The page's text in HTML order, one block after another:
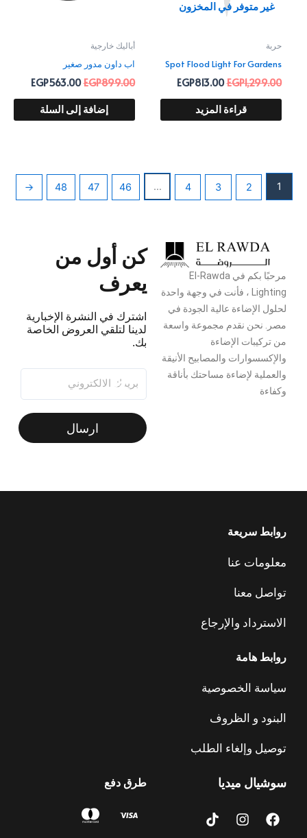
غير متوفر في المخزون
حربة
Spot Flood Light For Gardens
EGP1,299.00
EGP813.00
قراءة المزيد
أباليك خارجية
اب داون مدور صغير
EGP899.00
EGP563.00
إضافة إلى السلة
1
2
3
4
…
46
47
48
←
مرحبًا بكم في El-Rawda
Lighting ، فأنت في وجهة واحدة
لحلول الإضاءة عالية الجودة في
مصر. نحن نقدم مجموعة واسعة
من تركيبات الإضاءة
والإكسسوارات والمصابيح الأنيقة
والعملية لإضاءة مساحتك بأناقة
وكفاءة
كن أول من
يعرف
اشترك في النشرة الإخبارية
لدينا لتلقي العروض الخاصة
بك.
ارسال
روابط سريعة
معلومات عنا
تواصل معنا
الاسترداد والإرجاع
روابط هامة
سياسة الخصوصية
البنود و الظروف
توصيل وإلغاء الطلب
سوشيال ميديا
a
n
i
طرق دفع